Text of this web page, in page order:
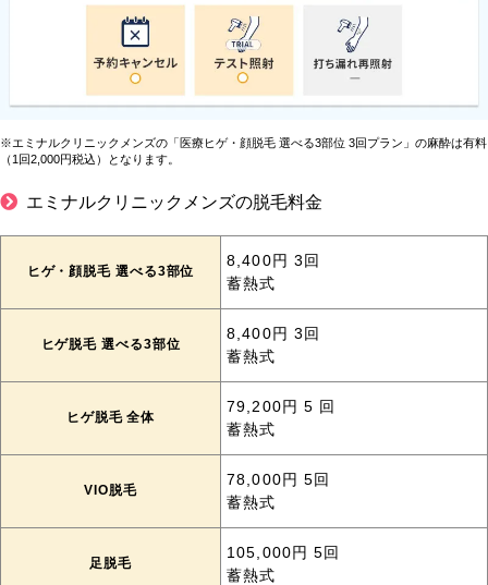
※エミナルクリニックメンズの「医療ヒゲ・顔脱毛 選べる3部位 3回プラン」の麻酔は有料
（1回2,000円税込）となります。
エミナルクリニックメンズの脱毛料金
ヒゲ・顔脱毛 選べる3部位
8,400円 3回
蓄熱式
ヒゲ脱毛 選べる3部位
8,400円 3回
蓄熱式
ヒゲ脱毛 全体
79,200円 5 回
蓄熱式
VIO脱毛
78,000円 5回
蓄熱式
足脱毛
105,000円 5回
蓄熱式